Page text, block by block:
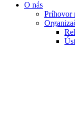
O nás
Príhovor